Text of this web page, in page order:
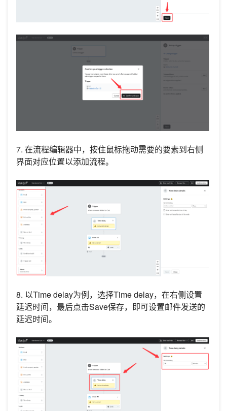
7. 在流程编辑器中，按住鼠标拖动需要的要素到右侧
界面对应位置以添加流程。
8. 以Time delay为例，选择Time delay，在右侧设置
延迟时间，最后点击Save保存，即可设置邮件发送的
延迟时间。